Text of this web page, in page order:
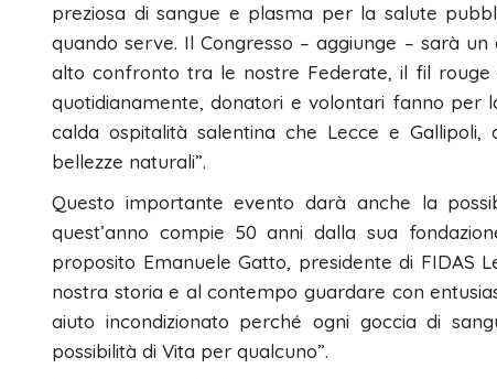
preziosa di sangue e plasma per la salute
quando serve. Il Congresso – aggiunge – sarà
alto confronto tra le nostre Federate, il fil
quotidianamente, donatori e volontari fanno per
calda ospitalità salentina che Lecce e
bellezze naturali”.
Questo importante evento darà anche la
quest’anno compie 50 anni dalla sua
proposito Emanuele Gatto, presidente di FIDAS
nostra storia e al contempo guardare con
aiuto incondizionato perché ogni goccia di
possibilità di Vita per qualcuno”.